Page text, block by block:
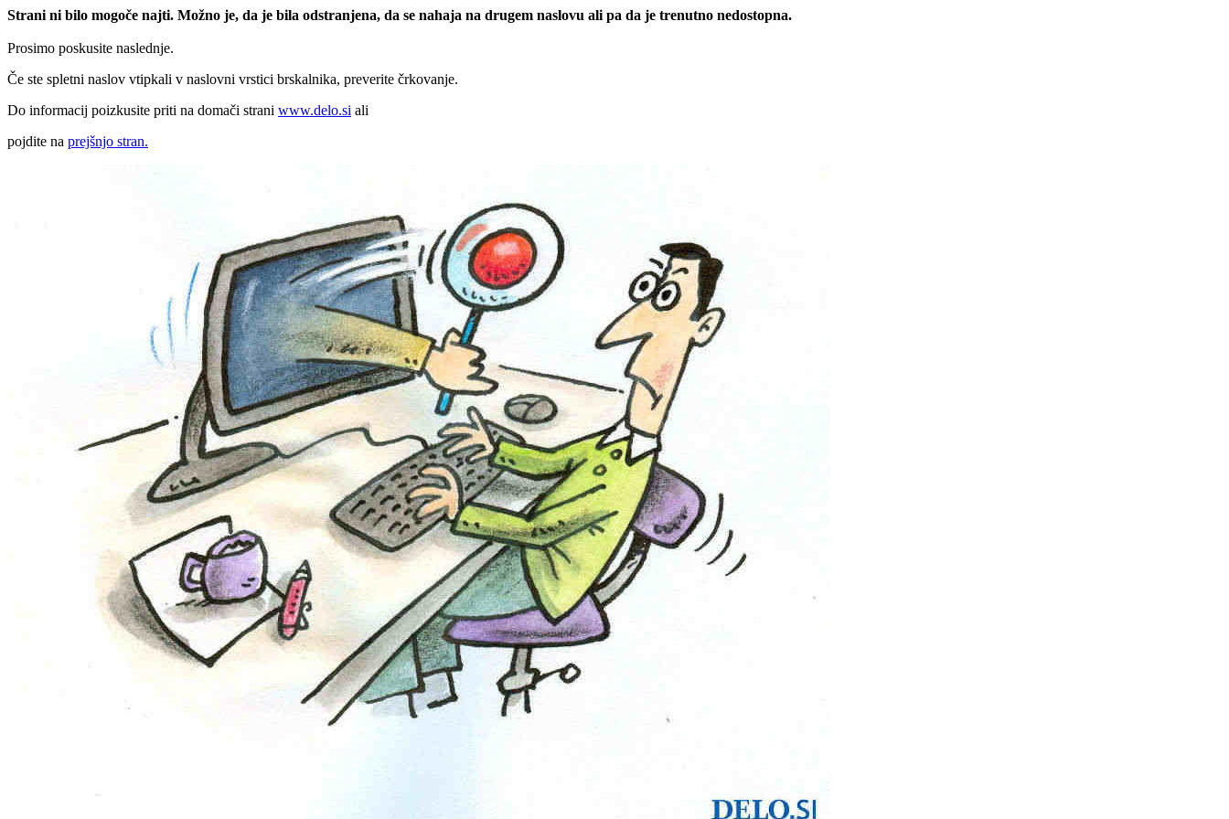
Strani ni bilo mogoče najti. Možno je, da je bila odstranjena, da se nahaja na drugem naslovu ali pa da je trenutno nedostopna.
Prosimo poskusite naslednje.
Če ste spletni naslov vtipkali v naslovni vrstici brskalnika, preverite črkovanje.
Do informacij poizkusite priti na domači strani www.delo.si ali
pojdite na prejšnjo stran.